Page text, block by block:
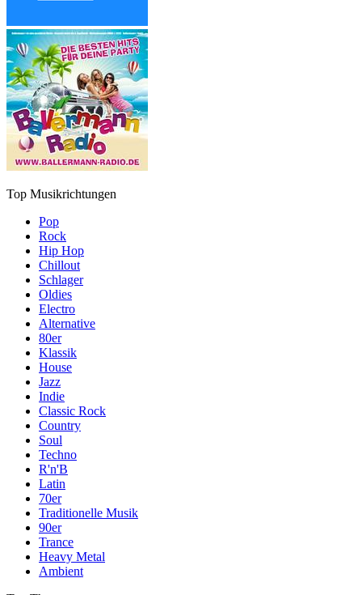
Top Musikrichtungen
Pop
Rock
Hip Hop
Chillout
Schlager
Oldies
Electro
Alternative
80er
Klassik
House
Jazz
Indie
Classic Rock
Country
Soul
Techno
R'n'B
Latin
70er
Traditionelle Musik
90er
Trance
Heavy Metal
Ambient